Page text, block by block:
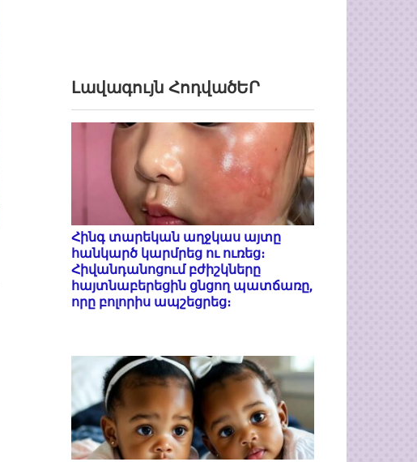
Լավագույն ՀոդվածԵՐ
Հինգ տարեկան աղջկաս այտը
հանկարծ կարմրեց ու ուռեց։
Հիվանդանոցում բժիշկները
հայտնաբերեցին ցնցող պատճառը,
որը բոլորիս ապշեցրեց։